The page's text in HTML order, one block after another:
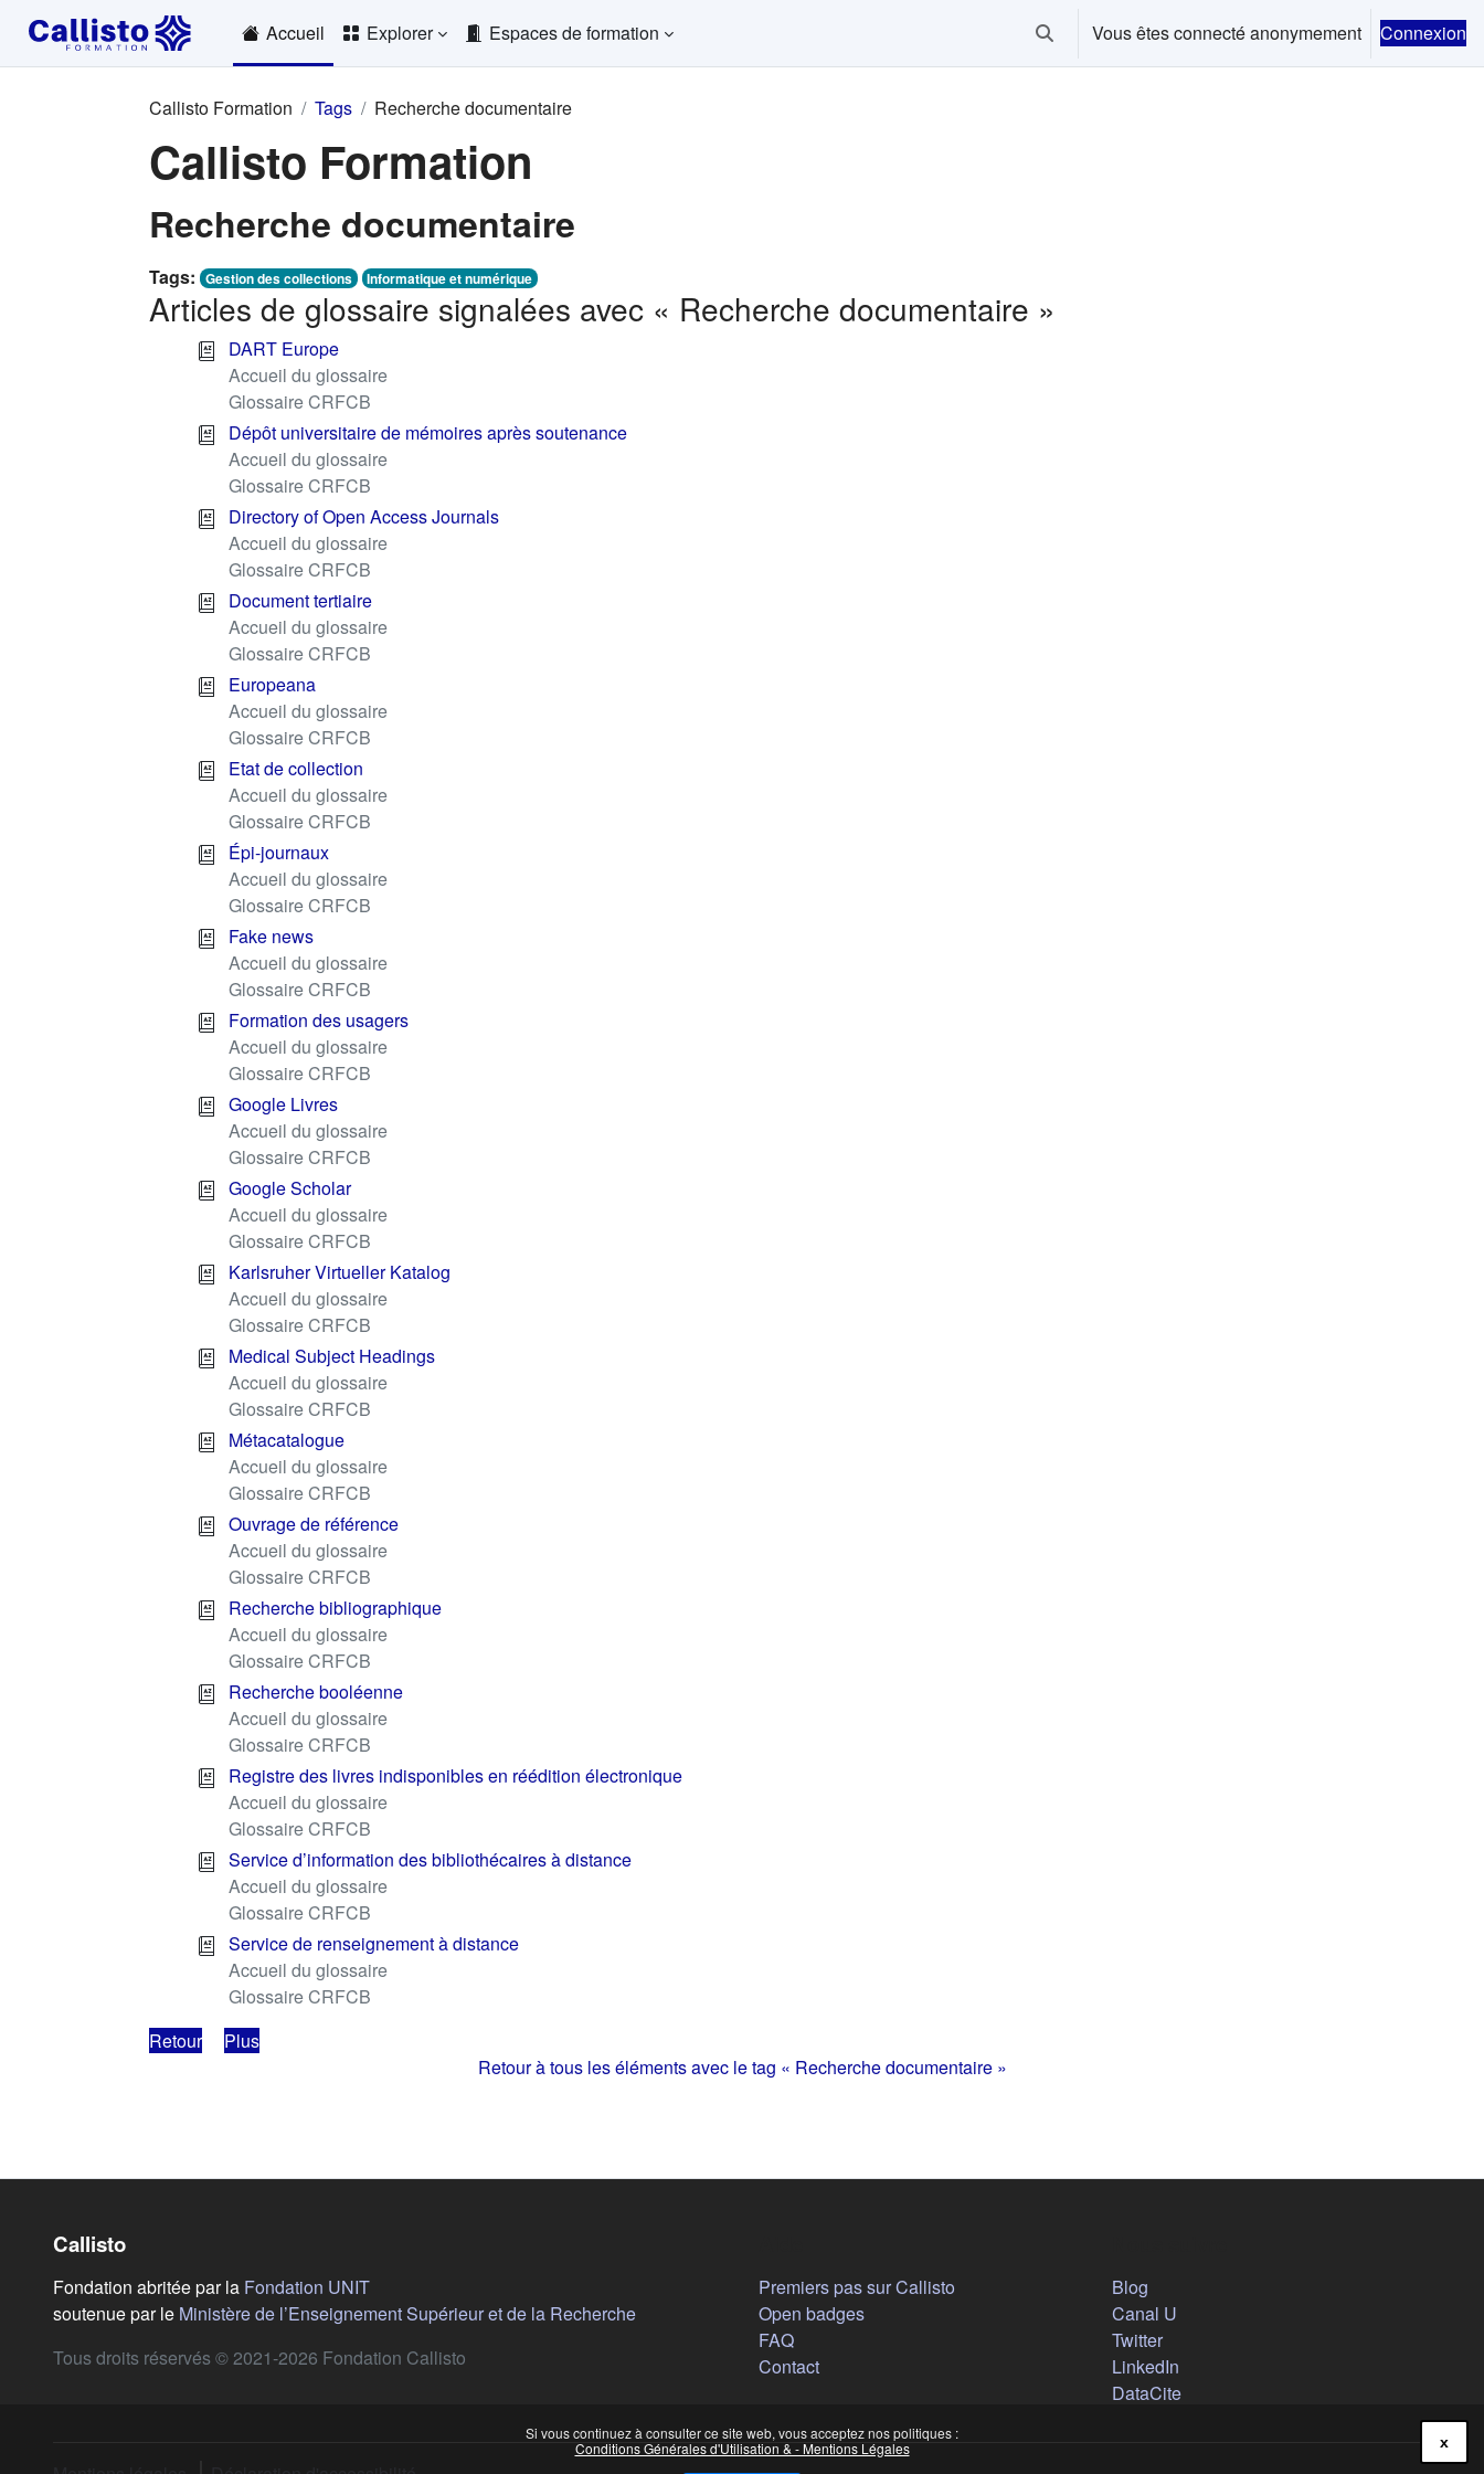
Passer au contenu principal
Si vous continuez à consulter ce site web, vous acceptez nos politiques :
Conditions Générales d'Utilisation & - Mentions Légales
x
Accueil Explorer Espaces de formation Activer/désactiver la saisie de recherche
Vous êtes connecté anonymement Connexion
Callisto Formation Tags Recherche documentaire
Callisto Formation
Recherche documentaire
Tags: Gestion des collections Informatique et numérique
Articles de glossaire signalées avec « Recherche documentaire »
DART Europe
Accueil du glossaire
Glossaire CRFCB
Dépôt universitaire de mémoires après soutenance
Accueil du glossaire
Glossaire CRFCB
Directory of Open Access Journals
Accueil du glossaire
Glossaire CRFCB
Document tertiaire
Accueil du glossaire
Glossaire CRFCB
Europeana
Accueil du glossaire
Glossaire CRFCB
Etat de collection
Accueil du glossaire
Glossaire CRFCB
Épi-journaux
Accueil du glossaire
Glossaire CRFCB
Fake news
Accueil du glossaire
Glossaire CRFCB
Formation des usagers
Accueil du glossaire
Glossaire CRFCB
Google Livres
Accueil du glossaire
Glossaire CRFCB
Google Scholar
Accueil du glossaire
Glossaire CRFCB
Karlsruher Virtueller Katalog
Accueil du glossaire
Glossaire CRFCB
Medical Subject Headings
Accueil du glossaire
Glossaire CRFCB
Métacatalogue
Accueil du glossaire
Glossaire CRFCB
Ouvrage de référence
Accueil du glossaire
Glossaire CRFCB
Recherche bibliographique
Accueil du glossaire
Glossaire CRFCB
Recherche booléenne
Accueil du glossaire
Glossaire CRFCB
Registre des livres indisponibles en réédition électronique
Accueil du glossaire
Glossaire CRFCB
Service d’information des bibliothécaires à distance
Accueil du glossaire
Glossaire CRFCB
Service de renseignement à distance
Accueil du glossaire
Glossaire CRFCB
Retour
Plus
Retour à tous les éléments avec le tag « Recherche documentaire »
Callisto
Fondation abritée par la Fondation UNIT(s'ouvre dans un nouvel onglet)
soutenue par le Ministère de l’Enseignement Supérieur et de la Recherche(s'ouvre dans un nouvel onglet)
Tous droits réservés © 2021-2026 Fondation Callisto
Premiers pas sur Callisto
Open badges
FAQ
Contact
Blog(s'ouvre dans un nouvel onglet)
Canal U(s'ouvre dans un nouvel onglet)
Twitter(s'ouvre dans un nouvel onglet)
LinkedIn(s'ouvre dans un nouvel onglet)
DataCite(s'ouvre dans un nouvel onglet)